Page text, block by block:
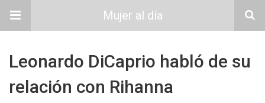
Mujer al día
Leonardo DiCaprio habló de su
relación con Rihanna